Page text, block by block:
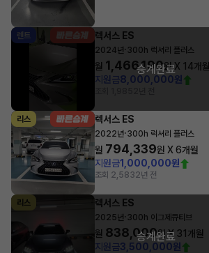
렌트 렉서스 ES
2024년· 300h 럭셔리 플러스
월 1,466,190원 X 14개월
지원금8,000,000원
승계완료
리스 렉서스 ES
2022년·300h 럭셔리 플러스
월 794,339원 X6개월
지원금1,000,000원
조회 2,5832년 전
리스 렉서스 ES
2025년· 300h 이그제큐티브
월 838,000원 X 31 개월
지원금3,500,000원
승계완료